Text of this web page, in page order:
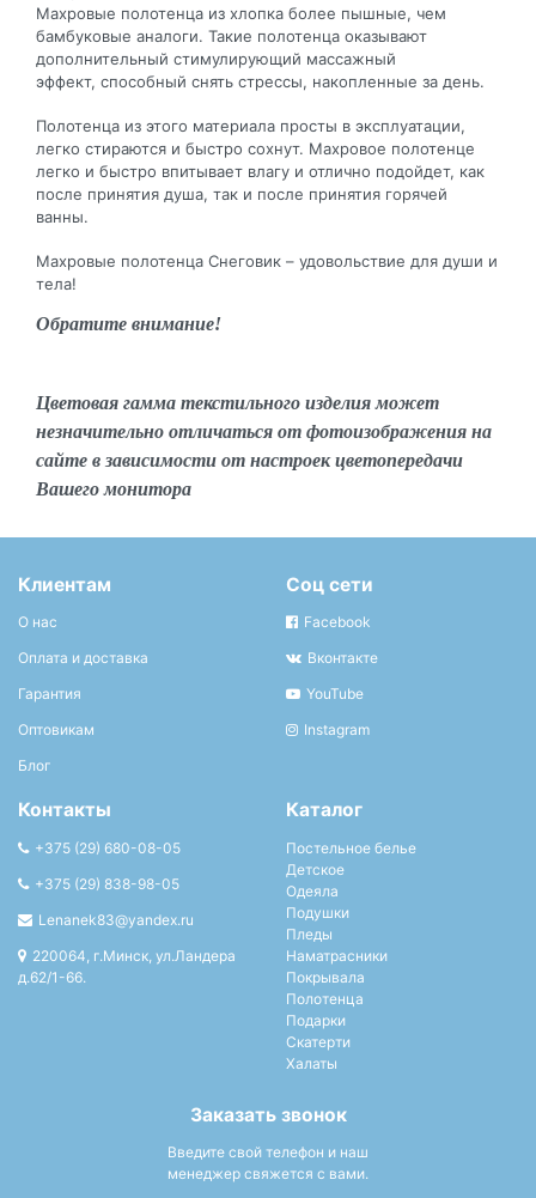
Махровые полотенца из хлопка более пышные, чем
бамбуковые аналоги. Такие полотенца оказывают
дополнительный стимулирующий массажный
эффект, способный снять стрессы, накопленные за день.
Полотенца из этого материала просты в эксплуатации,
легко стираются и быстро сохнут. Махровое полотенце
легко и быстро впитывает влагу и отлично подойдет, как
после принятия душа, так и после принятия горячей
ванны.
Махровые полотенца Снеговик – удовольствие для души и
тела!
Обратите внимание!
Цветовая гамма текстильного изделия может
незначительно отличаться от фотоизображения на
сайте в зависимости от настроек цветопередачи
Вашего монитора
Клиентам
О нас
Оплата и доставка
Гарантия
Оптовикам
Блог
Соц сети
Facebook
Вконтакте
YouTube
Instagram
Контакты
+375 (29) 680-08-05
+375 (29) 838-98-05
Lenanek83@yandex.ru
220064, г.Минск, ул.Ландера
д.62/1-66.
Каталог
Постельное белье
Детское
Одеяла
Подушки
Пледы
Наматрасники
Покрывала
Полотенца
Подарки
Скатерти
Халаты
Заказать звонок
Введите свой телефон и наш
менеджер свяжется с вами.